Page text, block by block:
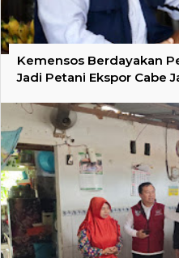
Kemensos Berdayakan
Jadi Petani Ekspor Cabe